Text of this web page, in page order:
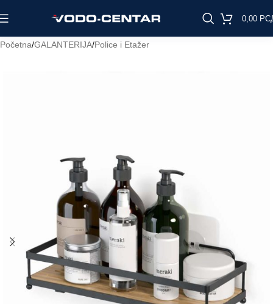
0,00
Početna/GALANTERIJA/Police i Etažer